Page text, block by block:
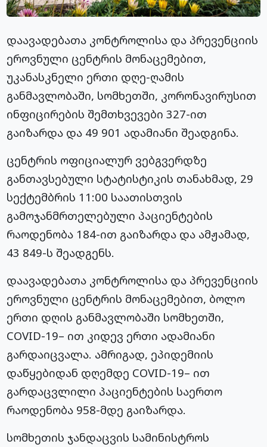
დაავადებათა კონტროლისა და პრევენციის
ეროვნული ცენტრის მონაცემებით,
უკანასკნელი ერთი დღე-ღამის
განმავლობაში, სომხეთში, კორონავირუსით
ინფიცირების შემთხვევები 327-ით
გაიზარდა და 49 901 ადამიანი შეადგინა.
ცენტრის ოფიციალურ ვებგვერდზე
განთავსებული სტატისტიკის თანახმად, 29
სექტემბრის 11:00 საათისთვის
გამოჯანმრთელებული პაციენტების
რაოდენობა 184-ით გაიზარდა და ამჟამად,
43 849-ს შეადგენს.
დაავადებათა კონტროლისა და პრევენციის
ეროვნული ცენტრის მონაცემებით, ბოლო
ერთი დღის განმავლობაში სომხეთში,
COVID-19– ით კიდევ ერთი ადამიანი
გარდაიცვალა. ამრიგად, ეპიდემიის
დაწყებიდან დღემდე COVID-19– ით
გარდაცვლილი პაციენტების საერთო
რაოდენობა 958-მდე გაიზარდა.
სომხეთის ჯანდაცვის სამინისტროს